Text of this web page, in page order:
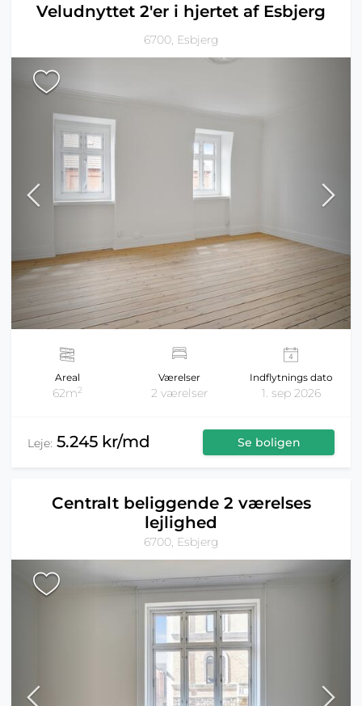
Veludnyttet 2'er i hjertet af Esbjerg
6700, Esbjerg
Areal
62m2
Værelser
2 værelser
Indflytnings dato
1. sep 2026
Leje: 5.245 kr/md Se boligen
Centralt beliggende 2 værelses
lejlighed
6700, Esbjerg